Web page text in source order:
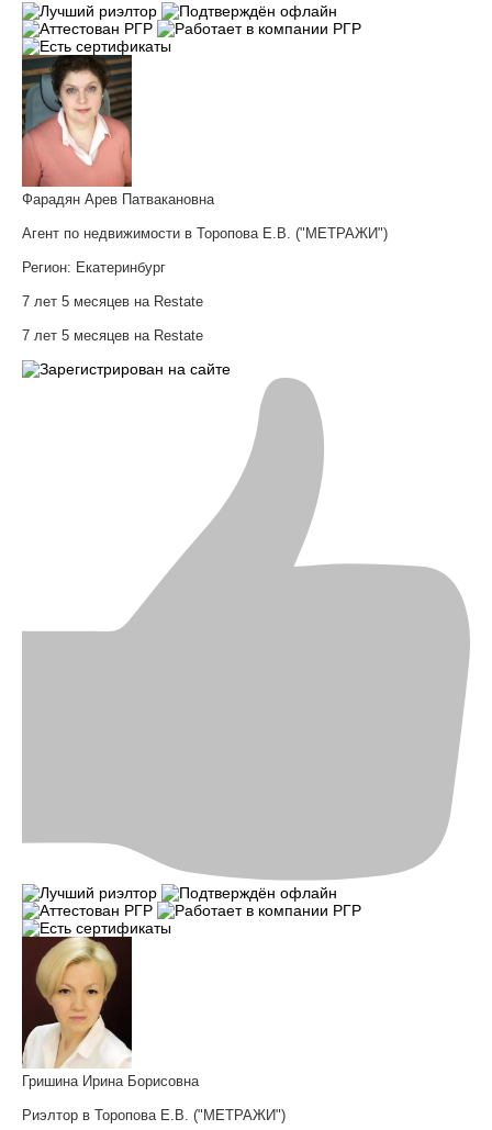
Фарадян Арев Патвакановна
Агент по недвижимости в Торопова Е.В. ("МЕТРАЖИ")
Регион: Екатеринбург
7 лет 5 месяцев на Restate
7 лет 5 месяцев на Restate
Гришина Ирина Борисовна
Риэлтор в Торопова Е.В. ("МЕТРАЖИ")